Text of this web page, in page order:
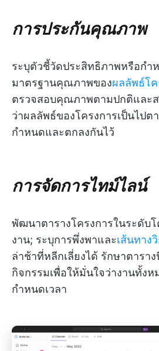
การประกันคุณภาพ
ระบุตัวชี้วัดประสิทธิภาพหรือกำ
มาตรฐานคุณภาพของผลลัพธ์โค
ตรวจสอบคุณภาพตามปกติและส
ว่าผลลัพธ์ของโครงการเป็นไปต
กำหนดและตกลงกันไว้
การจัดการไทม์ไลน์
พัฒนาตารางโครงการในระดับ
งาน; ระบุการพึ่งพาและเส้นทาง
ล่าช้าที่หลีกเลี่ยงได้ รักษาตารา
กิจกรรมเพื่อให้มั่นใจว่างานทั้งห
กำหนดเวลา